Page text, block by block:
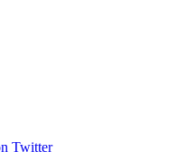
Twitter